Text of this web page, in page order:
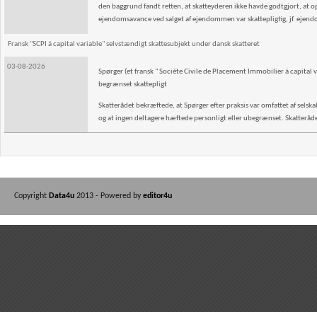
den baggrund fandt retten, at skatteyderen ikke havde godtgjort, at
ejendomsavance ved salget af ejendommen var skattepligtig, jf.
Fransk "SCPI á capital variable" selvstændigt skattesubjekt under dansk skatteret
03-08-2026
Spørger (et fransk " Sociéte Civile de Placement Immobilier á
begrænset skattepligt
Skatterådet bekræftede, at Spørger efter praksis var omfattet af
og at ingen deltagere hæftede personligt eller ubegrænset.
Copyright Data4u 2013 - Powered by editor4u